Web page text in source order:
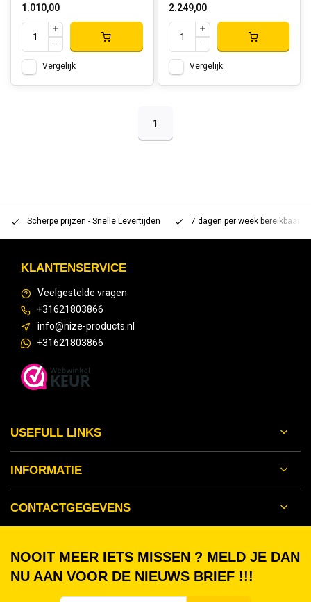
1.010,00
Vergelijk
2.249,00
Vergelijk
1
Scherpe prijzen - Snelle Levertijden 7 dagen per week bereikbaar
KLANTENSERVICE
Veelgestelde vragen
+31621803866
info@nize-products.nl
+31621803866
USEFULL LINKS
INFORMATIE
CONTACTGEGEVENS
NOOIT MEER IETS MISSEN ? MELD JE DAN
NU AAN VOOR DE NIEUWS BRIEF !!!